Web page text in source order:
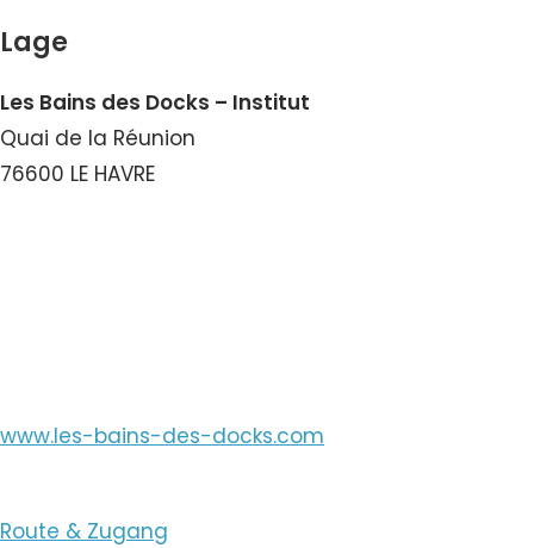
Lage
Les Bains des Docks – Institut
Quai de la Réunion
76600 LE HAVRE
www.les-bains-des-docks.com
Route & Zugang